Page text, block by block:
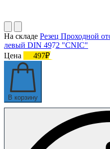
На складе Резец Проходной
левый DIN 4972 "CNIC"
Цена
497₽
В корзину